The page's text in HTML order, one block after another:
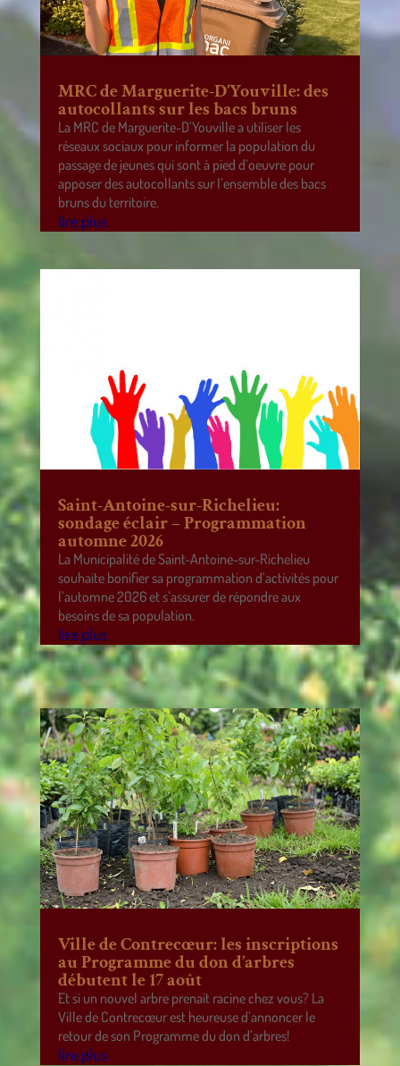
MRC de Marguerite-D’Youville: des
autocollants sur les bacs bruns
La MRC de Marguerite-D’Youville a utiliser les
réseaux sociaux pour informer la population du
passage de jeunes qui sont à pied d’oeuvre pour
apposer des autocollants sur l’ensemble des bacs
bruns du territoire.
lire plus
Saint-Antoine-sur-Richelieu:
sondage éclair – Programmation
automne 2026
La Municipalité de Saint-Antoine-sur-Richelieu
souhaite bonifier sa programmation d’activités pour
l’automne 2026 et s’assurer de répondre aux
besoins de sa population.
lire plus
Ville de Contrecœur: les inscriptions
au Programme du don d’arbres
débutent le 17 août
Et si un nouvel arbre prenait racine chez vous? La
Ville de Contrecœur est heureuse d’annoncer le
retour de son Programme du don d’arbres!
lire plus